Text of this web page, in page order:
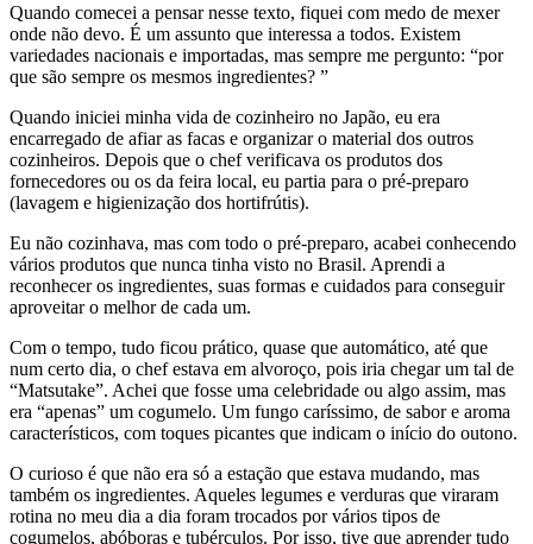
Quando comecei a pensar nesse texto, fiquei com medo de mexer
onde não devo. É um assunto que interessa a todos. Existem
variedades nacionais e importadas, mas sempre me pergunto: “por
que são sempre os mesmos ingredientes? ”
Quando iniciei minha vida de cozinheiro no Japão, eu era
encarregado de afiar as facas e organizar o material dos outros
cozinheiros. Depois que o chef verificava os produtos dos
fornecedores ou os da feira local, eu partia para o pré-preparo
(lavagem e higienização dos hortifrútis).
Eu não cozinhava, mas com todo o pré-preparo, acabei conhecendo
vários produtos que nunca tinha visto no Brasil. Aprendi a
reconhecer os ingredientes, suas formas e cuidados para conseguir
aproveitar o melhor de cada um.
Com o tempo, tudo ficou prático, quase que automático, até que
num certo dia, o chef estava em alvoroço, pois iria chegar um tal de
“Matsutake”. Achei que fosse uma celebridade ou algo assim, mas
era “apenas” um cogumelo. Um fungo caríssimo, de sabor e aroma
característicos, com toques picantes que indicam o início do outono.
O curioso é que não era só a estação que estava mudando, mas
também os ingredientes. Aqueles legumes e verduras que viraram
rotina no meu dia a dia foram trocados por vários tipos de
cogumelos, abóboras e tubérculos. Por isso, tive que aprender tudo